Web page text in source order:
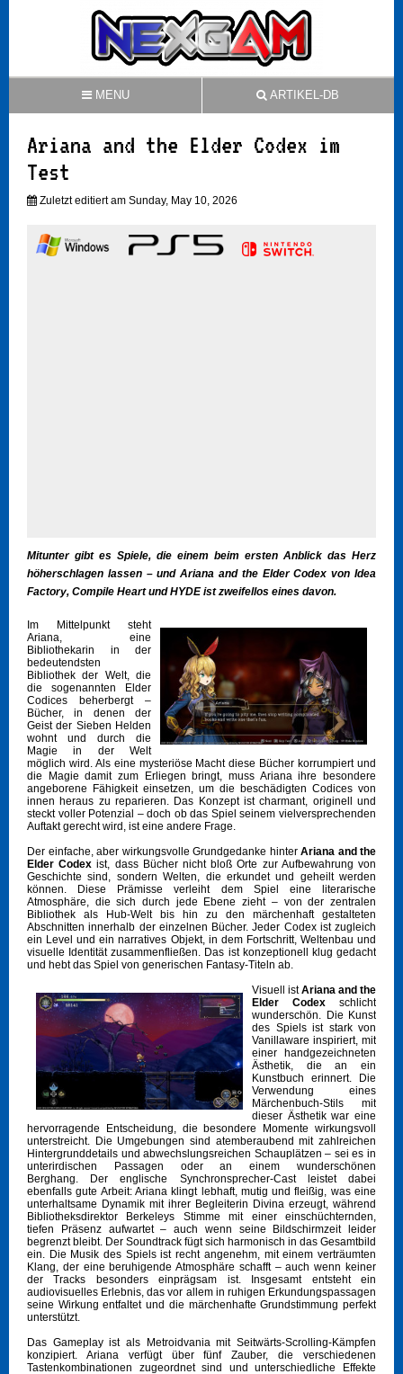
MENU ARTIKEL-DB
Ariana and the Elder Codex im
Test
Zuletzt editiert am Sunday, May 10, 2026
Mitunter gibt es Spiele, die einem beim ersten Anblick das Herz
höherschlagen lassen – und Ariana and the Elder Codex von Idea
Factory, Compile Heart und HYDE ist zweifellos eines davon.
Im Mittelpunkt steht
Ariana, eine
Bibliothekarin in der
bedeutendsten
Bibliothek der Welt, die
die sogenannten Elder
Codices beherbergt –
Bücher, in denen der
Geist der Sieben Helden
wohnt und durch die
Magie in der Welt
möglich wird. Als eine mysteriöse Macht diese Bücher korrumpiert und
die Magie damit zum Erliegen bringt, muss Ariana ihre besondere
angeborene Fähigkeit einsetzen, um die beschädigten Codices von
innen heraus zu reparieren. Das Konzept ist charmant, originell und
steckt voller Potenzial – doch ob das Spiel seinem vielversprechenden
Auftakt gerecht wird, ist eine andere Frage.
Der einfache, aber wirkungsvolle Grundgedanke hinter Ariana and the
Elder Codex ist, dass Bücher nicht bloß Orte zur Aufbewahrung von
Geschichte sind, sondern Welten, die erkundet und geheilt werden
können. Diese Prämisse verleiht dem Spiel eine literarische
Atmosphäre, die sich durch jede Ebene zieht – von der zentralen
Bibliothek als Hub-Welt bis hin zu den märchenhaft gestalteten
Abschnitten innerhalb der einzelnen Bücher. Jeder Codex ist zugleich
ein Level und ein narratives Objekt, in dem Fortschritt, Weltenbau und
visuelle Identität zusammenfließen. Das ist konzeptionell klug gedacht
und hebt das Spiel von generischen Fantasy-Titeln ab.
Visuell istAriana and the
Elder Codex schlicht
wunderschön. Die Kunst
des Spiels ist stark von
Vanillaware inspiriert, mit
einer handgezeichneten
Ästhetik, die an ein
Kunstbuch erinnert. Die
Verwendung eines
Märchenbuch-Stils mit
dieser Ästhetik war eine
hervorragende Entscheidung, die besondere Momente wirkungsvoll
unterstreicht. Die Umgebungen sind atemberaubend mit zahlreichen
Hintergrunddetails und abwechslungsreichen Schauplätzen – sei es in
unterirdischen Passagen oder an einem wunderschönen
Berghang. Der englische Synchronsprecher-Cast leistet dabei
ebenfalls gute Arbeit: Ariana klingt lebhaft, mutig und fleißig, was eine
unterhaltsame Dynamik mit ihrer Begleiterin Divina erzeugt, während
Bibliotheksdirektor Berkeleys Stimme mit einer einschüchternden,
tiefen Präsenz aufwartet – auch wenn seine Bildschirmzeit leider
begrenzt bleibt. Der Soundtrack fügt sich harmonisch in das Gesamtbild
ein. Die Musik des Spiels ist recht angenehm, mit einem verträumten
Klang, der eine beruhigende Atmosphäre schafft – auch wenn keiner
der Tracks besonders einprägsam ist. Insgesamt entsteht ein
audiovisuelles Erlebnis, das vor allem in ruhigen Erkundungspassagen
seine Wirkung entfaltet und die märchenhafte Grundstimmung perfekt
unterstützt.
Das Gameplay ist als Metroidvania mit Seitwärts-Scrolling-Kämpfen
konzipiert. Ariana verfügt über fünf Zauber, die verschiedenen
Tastenkombinationen zugeordnet sind und unterschiedliche Effekte